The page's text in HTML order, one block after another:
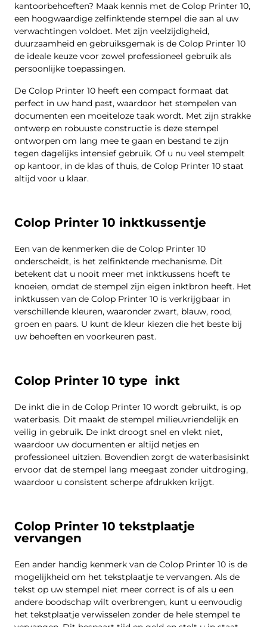
kantoorbehoeften? Maak kennis met de Colop Printer 10,
een hoogwaardige zelfinktende stempel die aan al uw
verwachtingen voldoet. Met zijn veelzijdigheid,
duurzaamheid en gebruiksgemak is de Colop Printer 10
de ideale keuze voor zowel professioneel gebruik als
persoonlijke toepassingen.
De Colop Printer 10 heeft een compact formaat dat
perfect in uw hand past, waardoor het stempelen van
documenten een moeiteloze taak wordt. Met zijn strakke
ontwerp en robuuste constructie is deze stempel
ontworpen om lang mee te gaan en bestand te zijn
tegen dagelijks intensief gebruik. Of u nu veel stempelt
op kantoor, in de klas of thuis, de Colop Printer 10 staat
altijd voor u klaar.
Colop Printer 10 inktkussentje
Een van de kenmerken die de Colop Printer 10
onderscheidt, is het zelfinktende mechanisme. Dit
betekent dat u nooit meer met inktkussens hoeft te
knoeien, omdat de stempel zijn eigen inktbron heeft. Het
inktkussen van de Colop Printer 10 is verkrijgbaar in
verschillende kleuren, waaronder zwart, blauw, rood,
groen en paars. U kunt de kleur kiezen die het beste bij
uw behoeften en voorkeuren past.
Colop Printer 10 type inkt
De inkt die in de Colop Printer 10 wordt gebruikt, is op
waterbasis. Dit maakt de stempel milieuvriendelijk en
veilig in gebruik. De inkt droogt snel en vlekt niet,
waardoor uw documenten er altijd netjes en
professioneel uitzien. Bovendien zorgt de waterbasisinkt
ervoor dat de stempel lang meegaat zonder uitdroging,
waardoor u consistent scherpe afdrukken krijgt.
Colop Printer 10 tekstplaatje
vervangen
Een ander handig kenmerk van de Colop Printer 10 is de
mogelijkheid om het tekstplaatje te vervangen. Als de
tekst op uw stempel niet meer correct is of als u een
andere boodschap wilt overbrengen, kunt u eenvoudig
het tekstplaatje verwisselen zonder de hele stempel te